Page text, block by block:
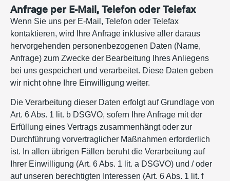
Anfrage per E-Mail, Telefon oder Telefax
Wenn Sie uns per E-Mail, Telefon oder Telefax
kontaktieren, wird Ihre Anfrage inklusive aller daraus
hervorgehenden personenbezogenen Daten (Name,
Anfrage) zum Zwecke der Bearbeitung Ihres Anliegens
bei uns gespeichert und verarbeitet. Diese Daten geben
wir nicht ohne Ihre Einwilligung weiter.
Die Verarbeitung dieser Daten erfolgt auf Grundlage von
Art. 6 Abs. 1 lit. b DSGVO, sofern Ihre Anfrage mit der
Erfüllung eines Vertrags zusammenhängt oder zur
Durchführung vorvertraglicher Maßnahmen erforderlich
ist. In allen übrigen Fällen beruht die Verarbeitung auf
Ihrer Einwilligung (Art. 6 Abs. 1 lit. a DSGVO) und / oder
auf unseren berechtigten Interessen (Art. 6 Abs. 1 lit. f